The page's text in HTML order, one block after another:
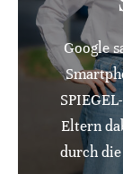
Google
Eltern
durch